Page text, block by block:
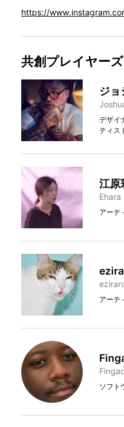
https://
共創プレイヤーズ
ジョ
デザイ
ティス
江原
Ehara
アーテ
アーテ
ソフト